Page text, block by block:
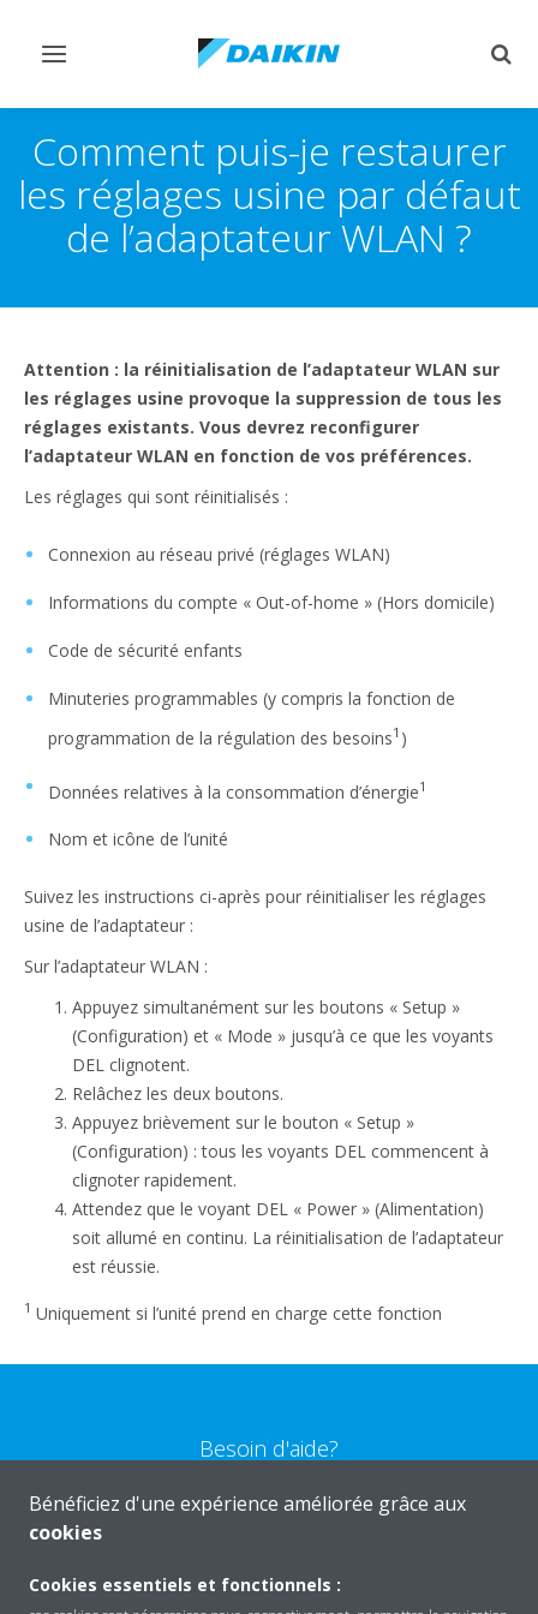
Afficher/masquer
Comment puis-je restaurer
les réglages usine par défaut
de l’adaptateur WLAN ?
Attention : la réinitialisation de l’adaptateur WLAN sur
les réglages usine provoque la suppression de tous les
réglages existants. Vous devrez reconfigurer
l’adaptateur WLAN en fonction de vos préférences.
Les réglages qui sont réinitialisés :
Connexion au réseau privé (réglages WLAN)
Informations du compte « Out-of-home » (Hors domicile)
Code de sécurité enfants
Minuteries programmables (y compris la fonction de
programmation de la régulation des besoins1 )
Données relatives à la consommation d’énergie1
Nom et icône de l’unité
Suivez les instructions ci-après pour réinitialiser les réglages
usine de l’adaptateur :
Sur l’adaptateur WLAN :
Appuyez simultanément sur les boutons « Setup »
(Configuration) et « Mode » jusqu’à ce que les voyants
DEL clignotent.
Relâchez les deux boutons.
Appuyez brièvement sur le bouton « Setup »
(Configuration) : tous les voyants DEL commencent à
clignoter rapidement.
Attendez que le voyant DEL « Power » (Alimentation)
soit allumé en continu. La réinitialisation de l’adaptateur
est réussie.
1 Uniquement si l’unité prend en charge cette fonction
Besoin d'aide?
CONTACTEZ-NOUS
Bénéficiez d'une expérience améliorée grâce aux
cookies
Cookies essentiels et fonctionnels :